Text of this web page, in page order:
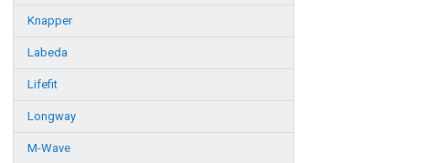
Knapper
Labeda
Lifefit
Longway
M-Wave